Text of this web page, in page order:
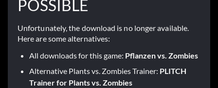
POSSIBLE
Unfortunately, the download is no longer available.
Here are some alternatives:
All downloads for this game: Pflanzen vs. Zombies
Alternative Plants vs. Zombies Trainer: PLITCH
Trainer for Plants vs. Zombies